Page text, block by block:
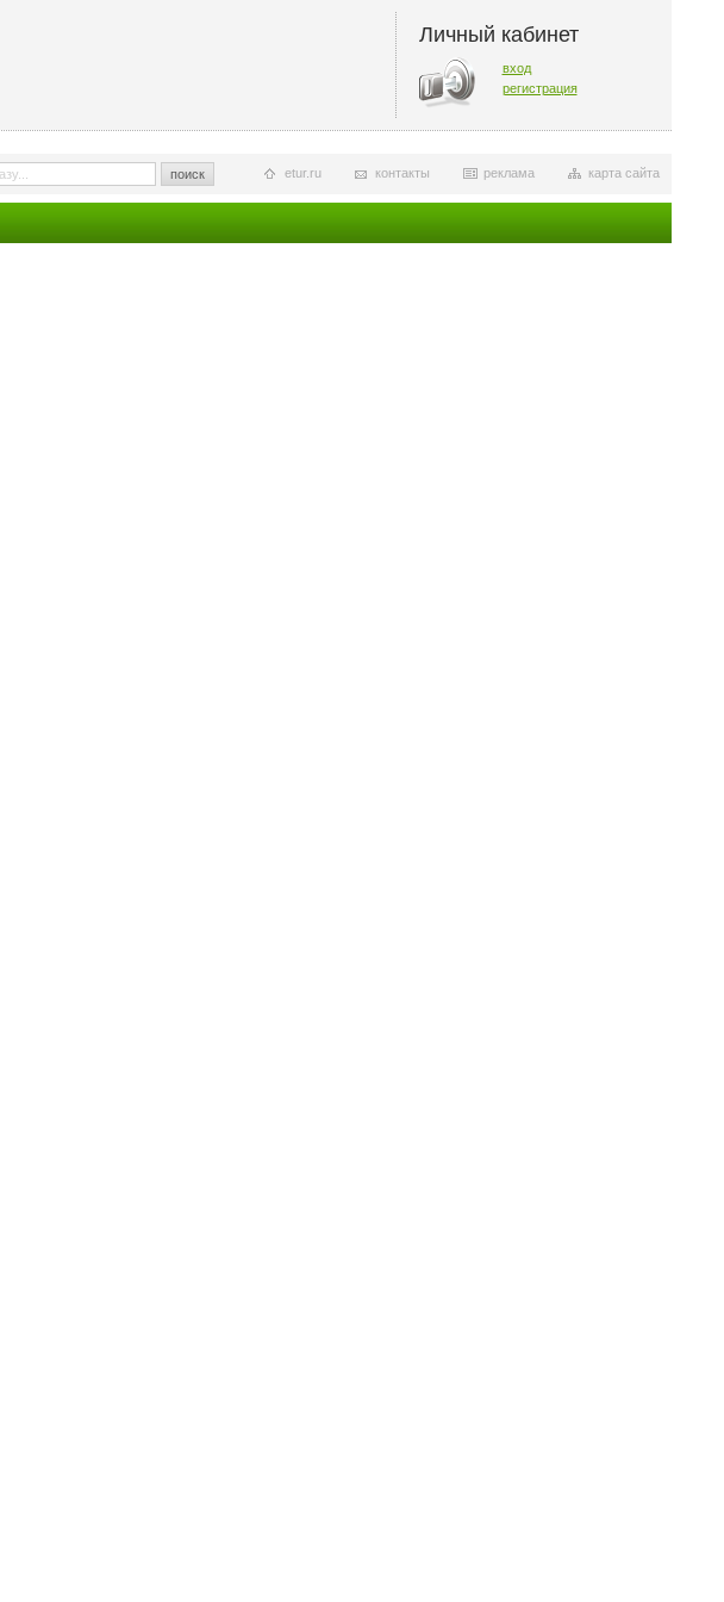
Личный кабинет
вход
регистрация
поиск карта сайта
реклама
контакты
etur.ru